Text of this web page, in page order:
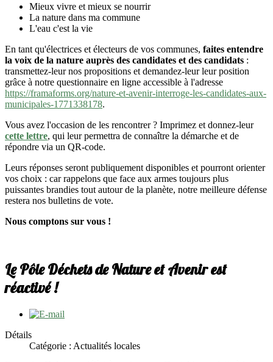
Mieux vivre et mieux se nourrir
La nature dans ma commune
L'eau c'est la vie
En tant qu'électrices et électeurs de vos communes, faites entendre
la voix de la nature auprès des candidates et des candidats :
transmettez-leur nos propositions et demandez-leur leur position
grâce à notre questionnaire en ligne accessible à l'adresse
https://framaforms.org/nature-et-avenir-interroge-les-candidates-aux-
municipales-1771338178.
Vous avez l'occasion de les rencontrer ? Imprimez et donnez-leur
cette lettre, qui leur permettra de connaître la démarche et de
répondre via un QR-code.
Leurs réponses seront publiquement disponibles et pourront orienter
vos choix : car rappelons que face aux armes toujours plus
puissantes brandies tout autour de la planète, notre meilleure défense
restera nos bulletins de vote.
Nous comptons sur vous !
Le Pôle Déchets de Nature et Avenir est
réactivé !
Détails
Catégorie : Actualités locales